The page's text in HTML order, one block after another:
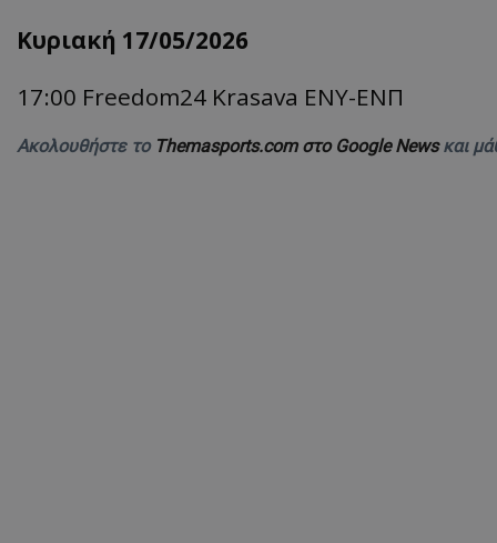
Κυριακή 17/05/2026
17:00 Freedom24 Krasava ΕΝΥ-ΕΝΠ
Ακολουθήστε το Themasports.com στο Google Newsκαι